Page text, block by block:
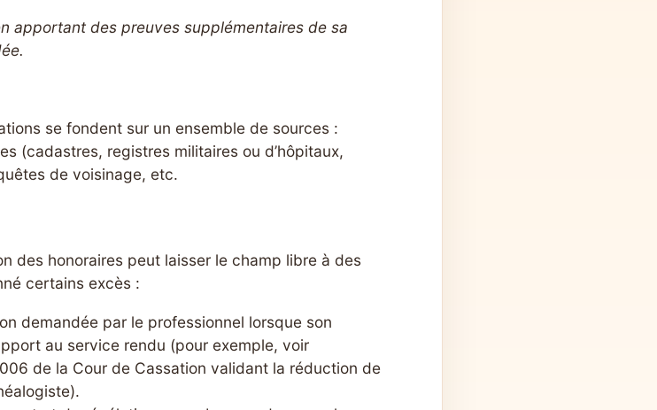
apportant des preuves supplémentaires de sa
se fondent sur un ensemble de sources :
(cadastres, registres militaires ou d’hôpitaux,
de voisinage, etc.
des honoraires peut laisser le champ libre à des
certains excès :
demandée par le professionnel lorsque son
au service rendu (pour exemple, voir
de la Cour de Cassation validant la réduction de